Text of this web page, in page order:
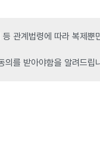
관계법령에 따라 복제
의를 받아야함을 알려드립